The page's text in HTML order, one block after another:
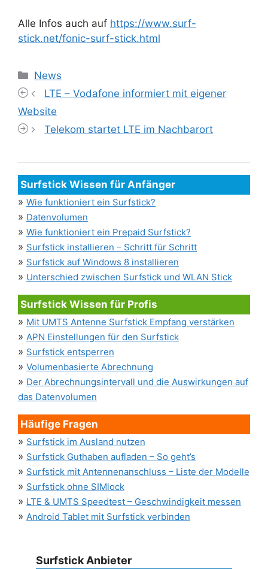
Alle Infos auch auf https://www.surf-
stick.net/fonic-surf-stick.html
Kategorien
News
LTE – Vodafone informiert mit eigener
Website
Telekom startet LTE im Nachbarort
Surfstick Wissen für Anfänger
» Wie funktioniert ein Surfstick?
» Datenvolumen
» Wie funktioniert ein Prepaid Surfstick?
» Surfstick installieren – Schritt für Schritt
» Surfstick auf Windows 8 installieren
» Unterschied zwischen Surfstick und WLAN Stick
Surfstick Wissen für Profis
» Mit UMTS Antenne Surfstick Empfang verstärken
» APN Einstellungen für den Surfstick
» Surfstick entsperren
» Volumenbasierte Abrechnung
» Der Abrechnungsintervall und die Auswirkungen auf
das Datenvolumen
Häufige Fragen
» Surfstick im Ausland nutzen
» Surfstick Guthaben aufladen – So geht’s
» Surfstick mit Antennenanschluss – Liste der Modelle
» Surfstick ohne SIMlock
» LTE & UMTS Speedtest – Geschwindigkeit messen
» Android Tablet mit Surfstick verbinden
Surfstick Anbieter